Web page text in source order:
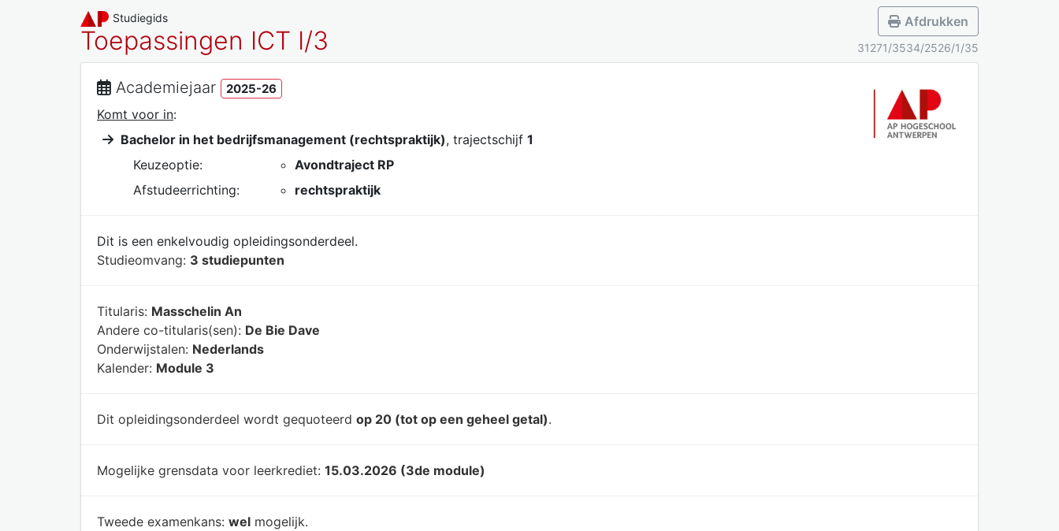
Studiegids
Toepassingen ICT I/3
Afdrukken
31271/3534/2526/1/35
Academiejaar 2025-26
Komt voor in:
Bachelor in het bedrijfsmanagement (rechtspraktijk), trajectschijf 1
Keuzeoptie:
Avondtraject RP
Afstudeerrichting:
rechtspraktijk
Dit is een enkelvoudig opleidingsonderdeel.
Studieomvang: 3 studiepunten
Titularis: Masschelin An
Andere co-titularis(sen): De Bie Dave
Onderwijstalen: Nederlands
Kalender: Module 3
Dit opleidingsonderdeel wordt gequoteerd op 20 (tot op een geheel getal).
Mogelijke grensdata voor leerkrediet: 15.03.2026 (3de module)
Tweede examenkans: wel mogelijk.